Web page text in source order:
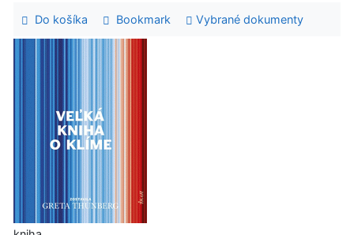
Do košíka Bookmark Vybrané dokumenty